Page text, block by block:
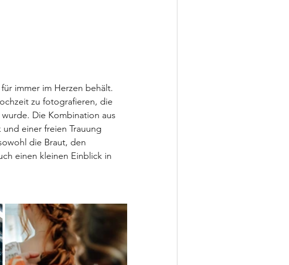
immer im Herzen behält.
zu fotografieren, die
Die Kombination aus
einer freien Trauung
die Braut, den
einen kleinen Einblick in